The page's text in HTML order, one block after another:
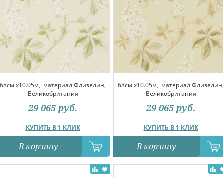
68см x10.05м, материал Флизелин,
Великобритания
КУПИТЬ В 1 КЛИК
29 065 руб.
В корзину
68см x10.05м, материал Флизелин,
Великобритания
КУПИТЬ В 1 КЛИК
29 065 руб.
В корзину